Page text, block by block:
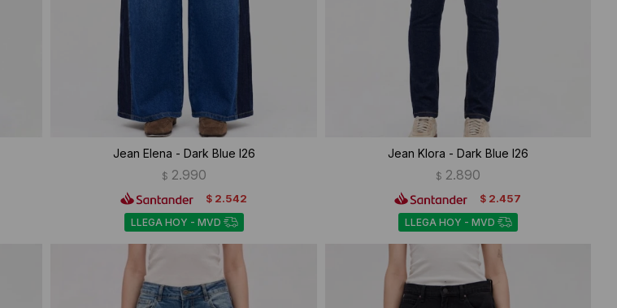
Jean Elena - Dark Blue I26
$ 2.990
$ 2.542
LLEGA HOY - MVD
Jean Klora - Dark Blue I26
$ 2.890
$ 2.457
LLEGA HOY - MVD